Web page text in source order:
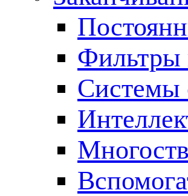
Фильтры
Cистемы